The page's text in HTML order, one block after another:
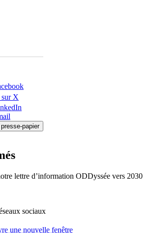
sur X
papier
lettre d’information ODDyssée vers 2030
sociaux
une nouvelle fenêtre